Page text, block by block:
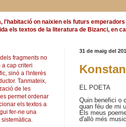
l'habitació on naixien els futurs
els textos de la literatura de Bizanci, en
31 de maig del
EL POETA
Quin benefici o
quan féu de mi
Els meus
d'allò més
fragments no
a cap criteri
sinó a l'interès
Tanmateix,
de les
permet ordenar
els textos a
fer-ne una
sistemàtica.